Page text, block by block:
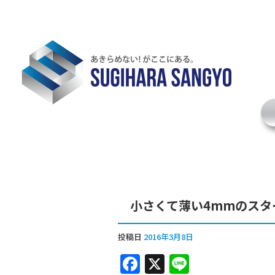
小さくて薄い4mmのス
投稿日 2016年3月8日
F X